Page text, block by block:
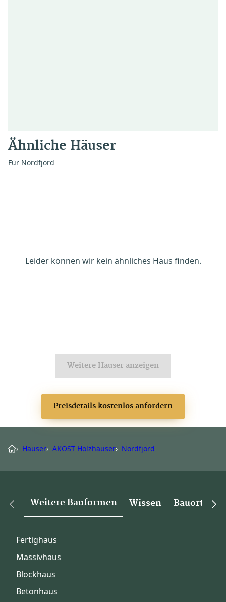
Ähnliche Häuser
Für Nordfjord
Leider können wir kein ähnliches Haus finden.
Weitere Häuser anzeigen
Preisdetails kostenlos anfordern
› Häuser› AKOST Holzhäuser› Nordfjord
Weitere Bauformen Wissen Bauorte
Fertighaus
Massivhaus
Blockhaus
Betonhaus